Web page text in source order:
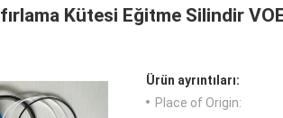
Kütesi Eğitme Silindir
Ürün ayrıntıları:
Place of Origin: